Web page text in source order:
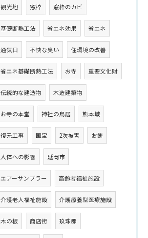
観光地 窓枠 窓枠のカビ
基礎断熱工法 省エネ効果 省エネ
通気口 不快な臭い 住環境の改善
省エネ基礎断熱工法 お寺 重要文化財
伝統的な建造物 木造建築物
お寺の本堂 神社の鳥居 熊本城
復元工事 国宝 2次被害 お餅
人体への影響 延岡市
エアーサンプラー 高齢者福祉施設
介護老人福祉施設 介護療養型医療施設
木の板 商店街 玖珠郡